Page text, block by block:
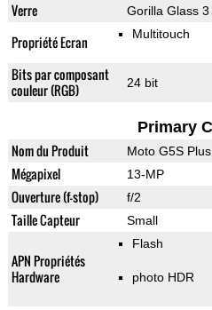
Verre Gorilla Glass 3
Propriété Ecran Multitouch
Bits par composant
couleur (RGB)
24 bit
Primary
Nom du Produit Moto G5S Plus
Mégapixel 13-MP
Ouverture (f-stop) f/2
Taille Capteur Small
APN Propriétés
Hardware
Flash
photo HDR